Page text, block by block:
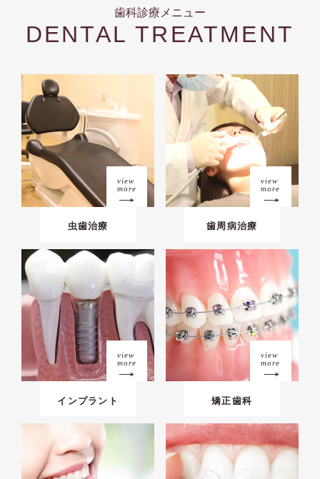
歯科診療メニュー
DENTAL TREATMENT
view
more
虫歯治療
view
more
歯周病治療
view
more
インプラント
view
more
矯正歯科